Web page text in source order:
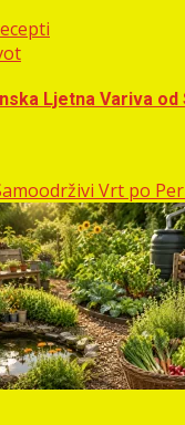
Ljetna Variva
Vrt po